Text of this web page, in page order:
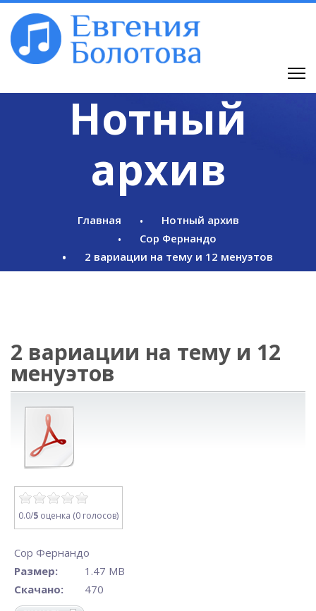
Нотный
архив
Главная
Нотный архив
Сор Фернандо
2 вариации на тему и 12 менуэтов
2 вариации на тему и 12
менуэтов
0.0/5 оценка (0 голосов)
Сор Фернандо
Размер:
1.47 MB
Скачано:
470